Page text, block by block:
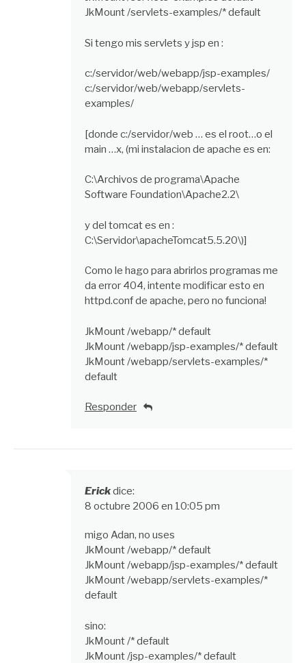
JkMount /servlets-examples/* default
Si tengo mis servlets y jsp en :
c:/servidor/web/webapp/jsp-examples/
c:/servidor/web/webapp/servlets-
examples/
[donde c:/servidor/web … es el root…o el
main …x, (mi instalacion de apache es en:
C:\Archivos de programa\Apache
Software Foundation\Apache2.2\
y del tomcat es en :
C:\Servidor\apacheTomcat5.5.20\)]
Como le hago para abrirlos programas me
da error 404, intente modificar esto en
httpd.conf de apache, pero no funciona!
JkMount /webapp/* default
JkMount /webapp/jsp-examples/* default
JkMount /webapp/servlets-examples/*
default
Responder
Erickdice:
8 octubre 2006 en 10:05 pm
migo Adan, no uses
JkMount /webapp/* default
JkMount /webapp/jsp-examples/* default
JkMount /webapp/servlets-examples/*
default
sino:
JkMount /* default
JkMount /jsp-examples/* default